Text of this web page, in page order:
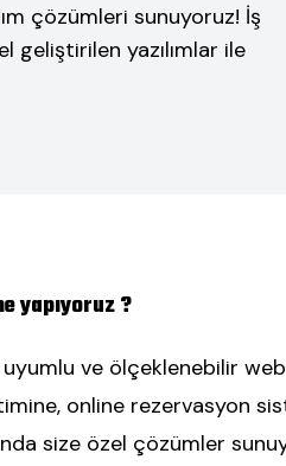
çözümleri sunuyoruz! İş
geliştirilen yazılımlar ile
yapıyoruz ?
ve ölçeklenebilir web
online rezervasyon
size özel çözümler